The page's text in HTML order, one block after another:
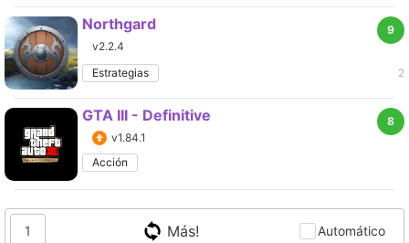
9
Northgard
v2.2.4
Estrategias
2
8
GTA III - Definitive
v1.84.1
Acción
1 Más! Automático